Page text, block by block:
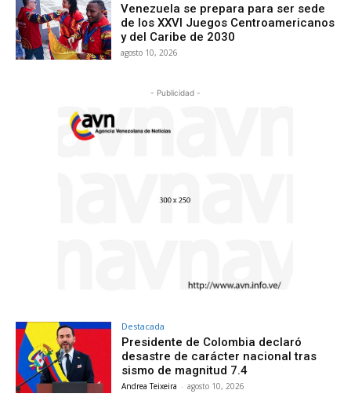
Venezuela se prepara para ser sede
de los XXVI Juegos Centroamericanos
y del Caribe de 2030
agosto 10, 2026
- Publicidad -
Destacada
Presidente de Colombia declaró
desastre de carácter nacional tras
sismo de magnitud 7.4
Andrea Teixeira - agosto 10, 2026